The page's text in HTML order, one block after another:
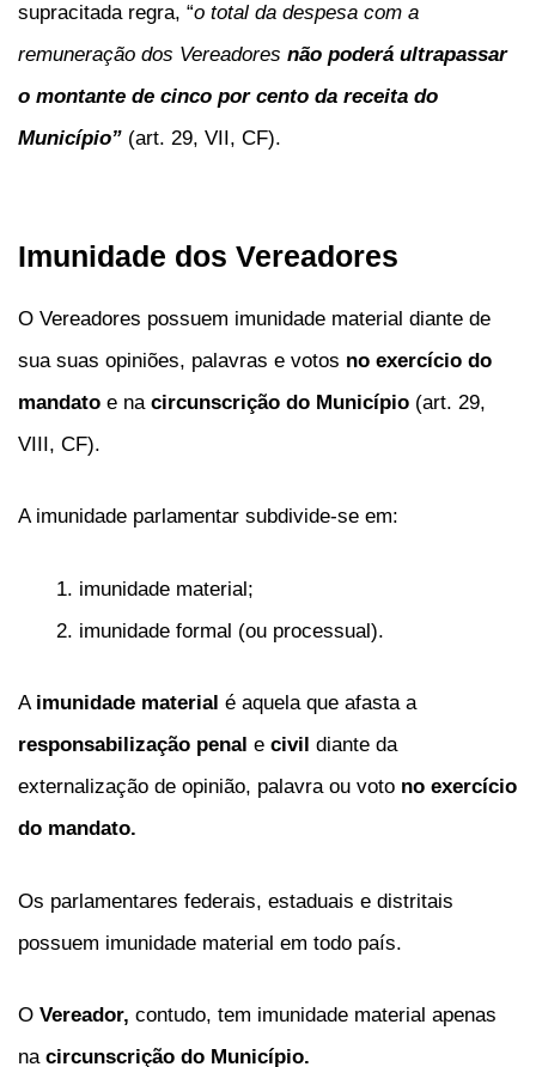
supracitada regra, “o total da despesa com a
remuneração dos Vereadores não poderá ultrapassar
o montante de cinco por cento da receita do
Município” (art. 29, VII, CF).
Imunidade dos Vereadores
O Vereadores possuem imunidade material diante de
sua suas opiniões, palavras e votos no exercício do
mandato e na circunscrição do Município (art. 29,
VIII, CF).
A imunidade parlamentar subdivide-se em:
imunidade material;
imunidade formal (ou processual).
A imunidade material é aquela que afasta a
responsabilização penal e civil diante da
externalização de opinião, palavra ou voto no exercício
do mandato.
Os parlamentares federais, estaduais e distritais
possuem imunidade material em todo país.
O Vereador, contudo, tem imunidade material apenas
na circunscrição do Município.